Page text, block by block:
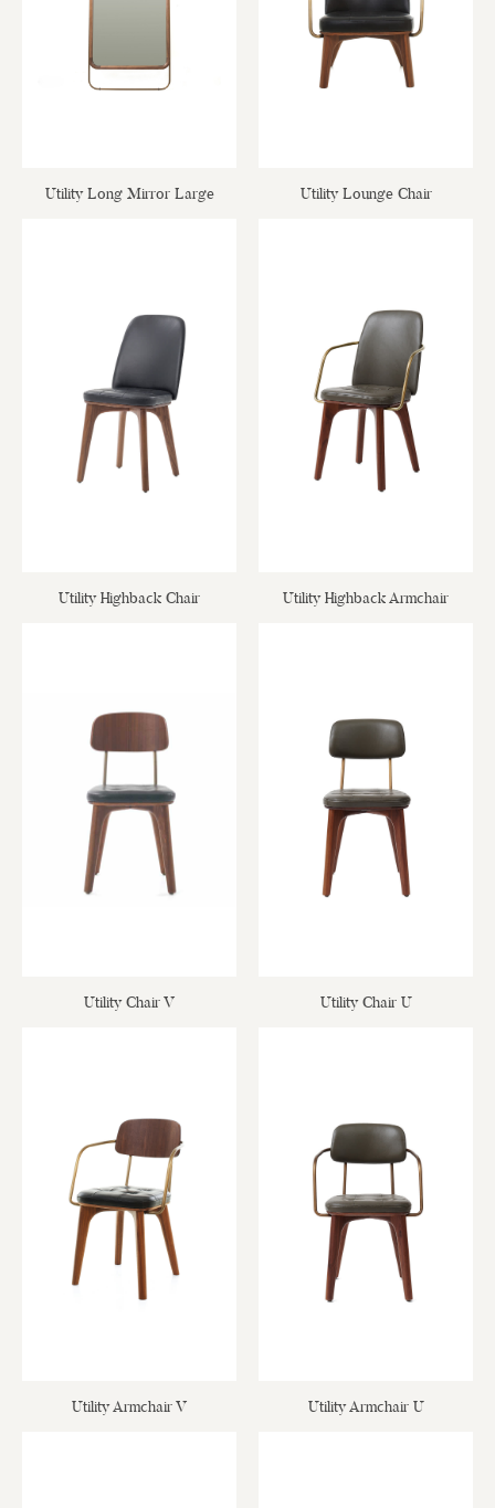
Utility Long Mirror Large Utility Lounge Chair
Utility Highback Chair Utility Highback Armchair
Utility Chair V Utility Chair U
Utility Armchair V Utility Armchair U